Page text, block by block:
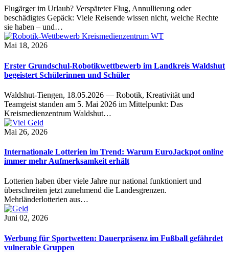
Flugärger im Urlaub? Verspäteter Flug, Annullierung oder
beschädigtes Gepäck: Viele Reisende wissen nicht, welche Rechte
sie haben – und…
Mai 18, 2026
Erster Grundschul-Robotikwettbewerb im Landkreis Waldshut
begeistert Schülerinnen und Schüler
Waldshut-Tiengen, 18.05.2026 — Robotik, Kreativität und
Teamgeist standen am 5. Mai 2026 im Mittelpunkt: Das
Kreismedienzentrum Waldshut…
Mai 26, 2026
Internationale Lotterien im Trend: Warum EuroJackpot online
immer mehr Aufmerksamkeit erhält
Lotterien haben über viele Jahre nur national funktioniert und
überschreiten jetzt zunehmend die Landesgrenzen.
Mehrländerlotterien aus…
Juni 02, 2026
Werbung für Sportwetten: Dauerpräsenz im Fußball gefährdet
vulnerable Gruppen